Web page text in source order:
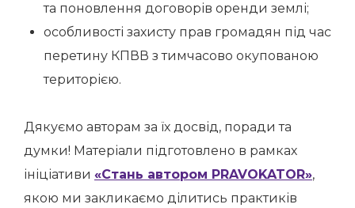
та поновлення договорів оренди землі;
особливості захисту прав громадян під час
перетину КПВВ з тимчасово окупованою
територією.
Дякуємо авторам за їх досвід, поради та
думки! Матеріали підготовлено в рамках
ініціативи «Стань автором PRAVOKATOR»,
якою ми закликаємо ділитись практиків